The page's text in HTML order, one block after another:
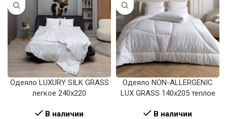
Одеяло LUXURY SILK GRASS
легкое 240х220
В наличии
Одеяло NON-ALLERGENIC
LUX GRASS 140х205 теплое
В наличии